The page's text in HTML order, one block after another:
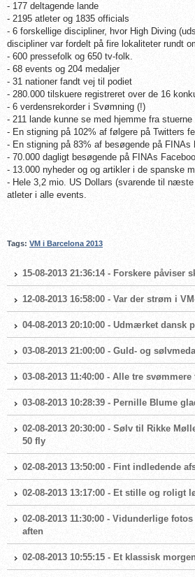
- 177 deltagende lande
- 2195 atleter og 1835 officials
- 6 forskellige discipliner, hvor High Diving
discipliner var fordelt på fire lokaliteter rundt
- 600 pressefolk og 650 tv-folk.
- 68 events og 204 medaljer
- 31 nationer fandt vej til podiet
- 280.000 tilskuere registreret over de 16
- 6 verdensrekorder i Svømning (!)
- 211 lande kunne se med hjemme fra stuerne
- En stigning på 102% af følgere på Twitters
- En stigning på 83% af besøgende på
- 70.000 dagligt besøgende på FINAs
- 13.000 nyheder og og artikler i de spanske
- Hele 3,2 mio. US Dollars (svarende til
atleter i alle events.
Tags: VM i Barcelona 2013
15-08-2013 21:36:14 - Forskere påviser
12-08-2013 16:58:00 - Var der strøm i
04-08-2013 20:10:00 - Udmærket
03-08-2013 21:00:00 - Guld- og
03-08-2013 11:40:00 - Alle tre
03-08-2013 10:28:39 - Pernille Blume
02-08-2013 20:30:00 - Sølv til Rikke
50 fly
02-08-2013 13:50:00 - Fint indledende
02-08-2013 13:17:00 - Et stille og roligt
02-08-2013 11:30:00 - Vidunderlige
aften
02-08-2013 10:55:15 - Et klassisk